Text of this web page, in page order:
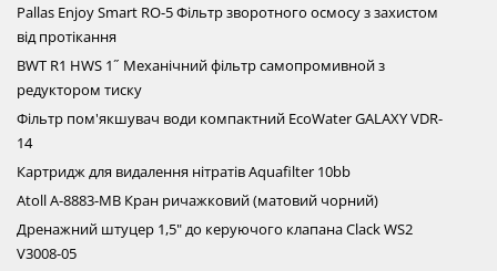
Pallas Enjoy Smart RO-5 Фільтр зворотного осмосу з захистом
від протікання
BWT R1 HWS 1˝ Механічний фільтр самопромивной з
редуктором тиску
Фільтр пом'якшувач води компактний EcoWater GALAXY VDR-
14
Картридж для видалення нітратів Aquafilter 10bb
Аtoll A-8883-MB Кран ричажковий (матовий чорний)
Дренажний штуцер 1,5" до керуючого клапана Clack WS2
V3008-05